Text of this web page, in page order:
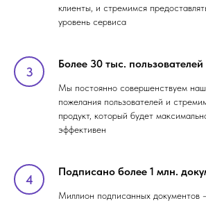
клиенты, и стремимся
уровень сервиса
Более 30 тыс. пользователей
Мы постоянно совершенствуем
пожелания пользователей и
продукт, который будет
эффективен
Подписано более 1 млн.
Миллион подписанных документов